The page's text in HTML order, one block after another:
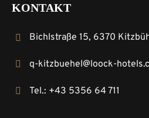
KONTAKT
Bichlstraße 15, 6370
q-kitzbuehel@loock-
Tel.: +43 5356 64 711